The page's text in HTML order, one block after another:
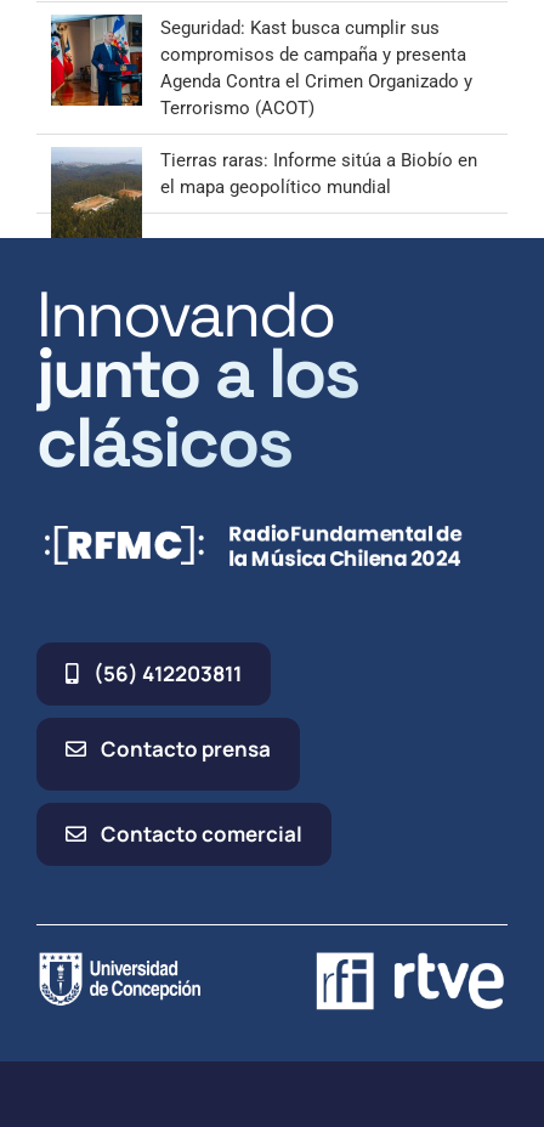
Seguridad: Kast busca cumplir sus
compromisos de campaña y presenta
Agenda Contra el Crimen Organizado y
Terrorismo (ACOT)
Tierras raras: Informe sitúa a Biobío en
el mapa geopolítico mundial
Innovando
junto a los
clásicos
(56) 412203811
Contacto prensa
Contacto comercial